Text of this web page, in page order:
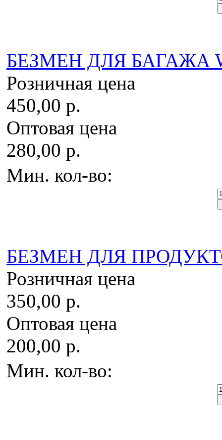
БЕЗМЕН ДЛЯ БАГАЖА
Розничная цена
450,00 р.
Оптовая цена
280,00 р.
Мин. кол-во:
БЕЗМЕН ДЛЯ
Розничная цена
350,00 р.
Оптовая цена
200,00 р.
Мин. кол-во: